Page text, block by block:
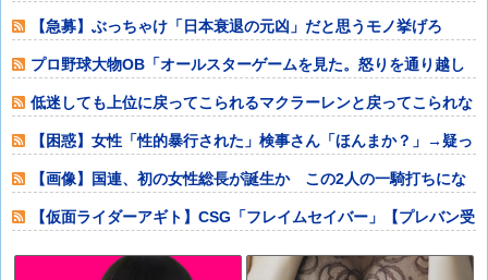
他
【急募】ぶっちゃけ「日本衰退の元凶」だと思うモノ挙げろ
wwwwwww他
プロ野球大物OB「オールスターゲームを見た。怒りを通り越し
て、あきれ果て
低迷しても上位に戻ってこられるマクラーレンと戻ってこられな
いウィリアムズ
【困惑】女性「性的暴行された」検事さん「ほんまか？」→疑っ
た検事さんを裁
【画像】国連、初の女性総長が誕生か この2人の一騎打ちにな
りそう他
【仮面ライダーアギト】CSG「フレイムセイバー」【プレバン受